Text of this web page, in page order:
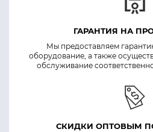
ГАРАНТИЯ НА
Мы предоставляем
оборудование, а также
обслуживание
СКИДКИ ОПТОВЫМ